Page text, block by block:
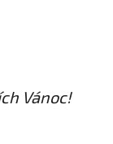
Vánoc!